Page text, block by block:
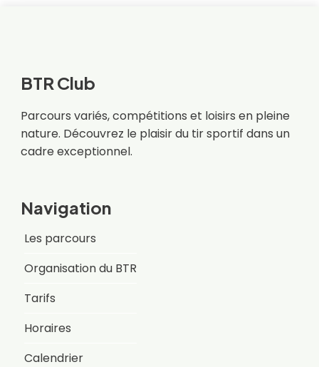
BTR Club
Parcours variés, compétitions et loisirs en pleine
nature. Découvrez le plaisir du tir sportif dans un
cadre exceptionnel.
Navigation
Les parcours
Organisation du BTR
Tarifs
Horaires
Calendrier